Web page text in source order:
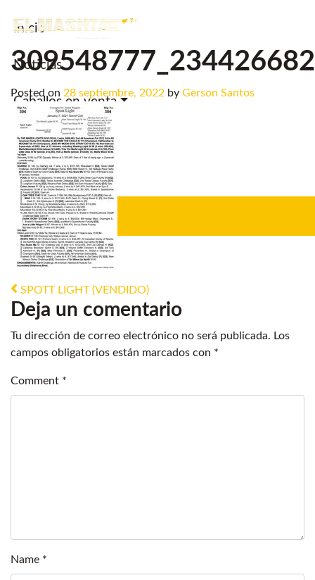
Inicio
Noticias.
Caballos en venta
Servicios
Criadero
Main Navigation
Posted on 28 septiembre, 2022 by Gerson Santos
Post navigation
SPOTT LIGHT (VENDIDO)
Deja un comentario
Tu dirección de correo electrónico no será publicada. Los
campos obligatorios están marcados con *
Comment *
Name *